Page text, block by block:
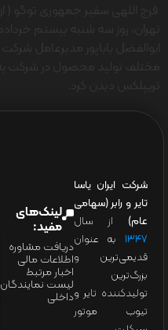
شرکت ایران یاسا
تایر و رابر (سهامی
عام) از سال
۱۳۴۷ به عنوان
قدیمی‌ترین و
بزرگ‌ترین
تولیدکننده تایر و
تیوب موتور
لینک‌های
مفید:
دریافت مشاوره
اطلاعات مالی
اخبار مرتبط
لیست نمایندگان
داخلی